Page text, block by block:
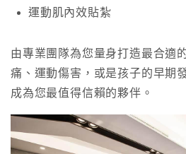
運動肌內效貼紮
由專業團隊為您量身打造最合適
痛、運動傷害，或是孩子的早期
成為您最值得信賴的夥伴。